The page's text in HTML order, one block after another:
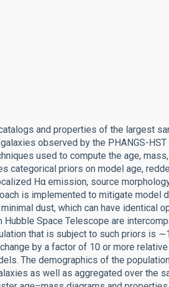
and properties of the largest
observed by the PHANGS-HST
used to compute the age,
categorical priors on model age,
Hα emission, source
is implemented to mitigate model
dust, which can have identical
Space Telescope are
that is subject to such priors is
by a factor of 10 or more
The demographics of the
as well as aggregated over the